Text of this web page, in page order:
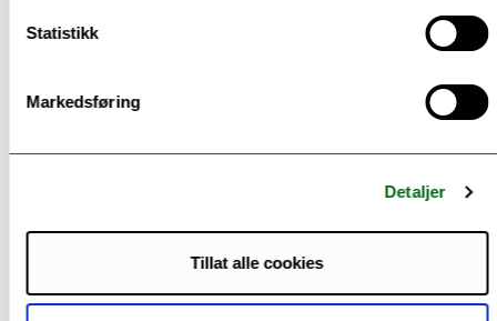
Statistikk
Markedsføring
Detaljer
Tillat alle cookies
SPØR EN
KJØNNSFORSKER